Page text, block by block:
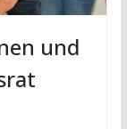
und